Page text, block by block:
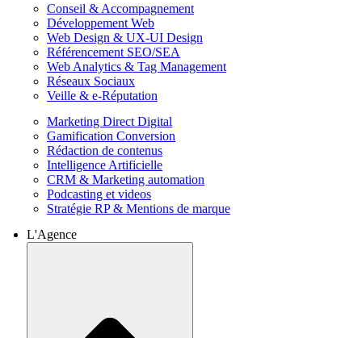
Conseil & Accompagnement
Développement Web
Web Design & UX-UI Design
Référencement SEO/SEA
Web Analytics & Tag Management
Réseaux Sociaux
Veille & e-Réputation
Marketing Direct Digital
Gamification Conversion
Rédaction de contenus
Intelligence Artificielle
CRM & Marketing automation
Podcasting et videos
Stratégie RP & Mentions de marque
L'Agence